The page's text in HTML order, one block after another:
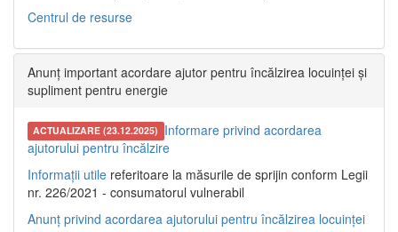
Centrul de resurse
Anunț important acordare ajutor pentru încălzirea locuinței și
supliment pentru energie
ACTUALIZARE (23.12.2025) Informare privind acordarea
ajutorului pentru încălzire
Informații utile referitoare la măsurile de sprijin conform Legii
nr. 226/2021 - consumatorul vulnerabil
Anunț privind acordarea ajutorului pentru încălzirea locuinței